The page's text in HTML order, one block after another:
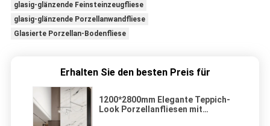
glasig-glänzende Feinsteinzeugfliese
glasig-glänzende Porzellanwandfliese
Glasierte Porzellan-Bodenfliese
Erhalten Sie den besten Preis für
1200*2800mm Elegante Teppich-
Look Porzellanfliesen mit